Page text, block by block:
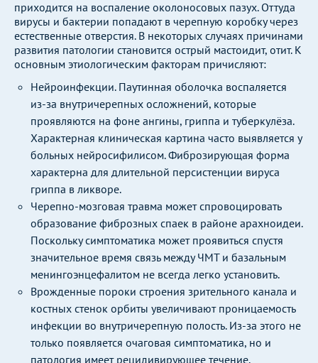
приходится на воспаление околоносовых пазух. Оттуда
вирусы и бактерии попадают в черепную коробку через
естественные отверстия. В некоторых случаях причинами
развития патологии становится острый мастоидит, отит. К
основным этиологическим факторам причисляют:
Нейроинфекции. Паутинная оболочка воспаляется
из-за внутричерепных осложнений, которые
проявляются на фоне ангины, гриппа и туберкулёза.
Характерная клиническая картина часто выявляется у
больных нейросифилисом. Фиброзирующая форма
характерна для длительной персистенции вируса
гриппа в ликворе.
Черепно-мозговая травма может спровоцировать
образование фиброзных спаек в районе арахноидеи.
Поскольку симптоматика может проявиться спустя
значительное время связь между ЧМТ и базальным
менингоэнцефалитом не всегда легко установить.
Врожденные пороки строения зрительного канала и
костных стенок орбиты увеличивают проницаемость
инфекции во внутричерепную полость. Из-за этого не
только появляется очаговая симптоматика, но и
патология имеет рецидивирующее течение.